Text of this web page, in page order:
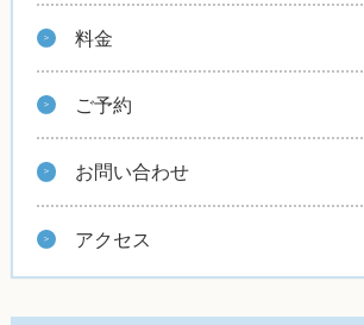
料金
ご予約
お問い合わせ
アクセス